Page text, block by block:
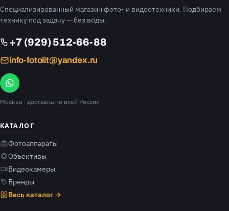
Специализированный магазин фото- и видеотехники. Подбираем
технику под задачу — без воды.
+7 (929) 512-66-88
info-fotolit@yandex.ru
Москва · доставка по всей России
КАТАЛОГ
Фотоаппараты
Объективы
Видеокамеры
Бренды
Весь каталог →